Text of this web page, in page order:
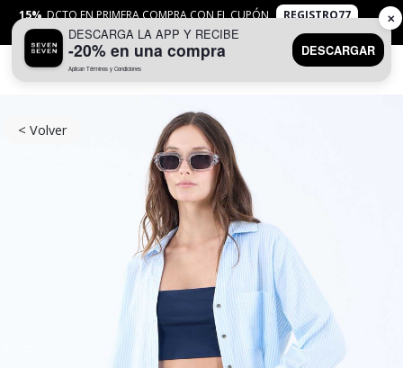
15% DCTO EN PRIMERA COMPRA CON EL CUPÓN
REGISTRO77
APLICANTYC
< Volver
DESCARGA LA APP Y RECIBE
-20% en una compra
Aplican Términos y Condiciones
DESCARGAR
✕